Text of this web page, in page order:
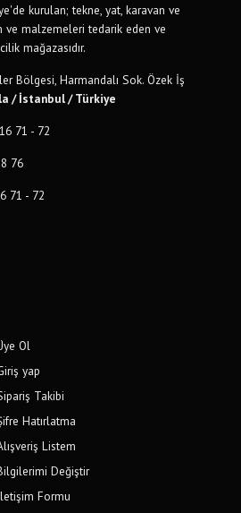
kurulan; tekne, yat, karavan ve
ve malzemeleri tedarik eden ve
mağazasıdır.
Bölgesi, Harmandalı Sok. Özek İş
/ İstanbul / Türkiye
71 - 72
76
71 - 72
Ol
yap
Takibi
Hatırlatma
Listem
Değiştir
Formu